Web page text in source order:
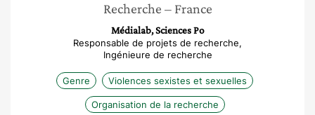
Recherche – France
Médialab, Sciences Po
Responsable de projets de recherche,
Ingénieure de recherche
Genre Violences sexistes et sexuelles
Organisation de la recherche